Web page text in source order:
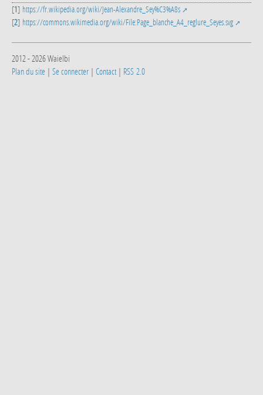
[1] https://fr.wikipedia.org/wiki/Jean-Alexandre_Sey%C3%A8s
[2] https://commons.wikimedia.org/wiki/File:Page_blanche_A4_reglure_Seyes.svg
2012 - 2026 Waielbi
Plan du site | Se connecter | Contact | RSS 2.0